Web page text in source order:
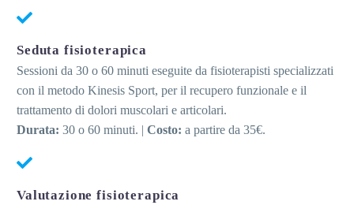
Seduta fisioterapica
Sessioni da 30 o 60 minuti eseguite da fisioterapisti specializzati
con il metodo Kinesis Sport, per il recupero funzionale e il
trattamento di dolori muscolari e articolari.
Durata: 30 o 60 minuti. | Costo: a partire da 35€.
Valutazione fisioterapica